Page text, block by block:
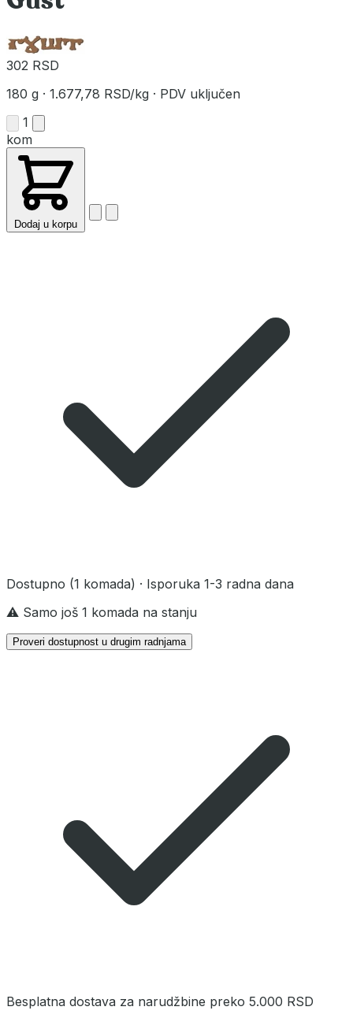
302 RSD
180 g · 1.677,78 RSD/kg · PDV uključen
1
kom
Dodaj u korpu
Dostupno (1 komada) · Isporuka 1-3 radna dana
⚠️ Samo još 1 komada na stanju
Proveri dostupnost u drugim radnjama
Besplatna dostava za narudžbine preko 5.000 RSD